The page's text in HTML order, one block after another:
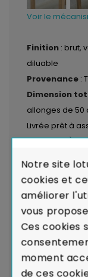
Voir le
Finition : brut,
diluable
Provenance :
Dimension
allonges de 50
Livrée prêt à
au plateau).
modalités de
Garantie de
Notre site
cookies et
améliorer
vous
Ces cookies
moment
de ces